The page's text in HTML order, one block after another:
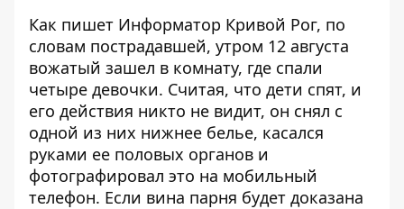
Как пишет Информатор Кривой Рог, по
словам пострадавшей, утром 12 августа
вожатый зашел в комнату, где спали
четыре девочки. Считая, что дети спят, и
его действия никто не видит, он снял с
одной из них нижнее белье, касался
руками ее половых органов и
фотографировал это на мобильный
телефон. Если вина парня будет доказана